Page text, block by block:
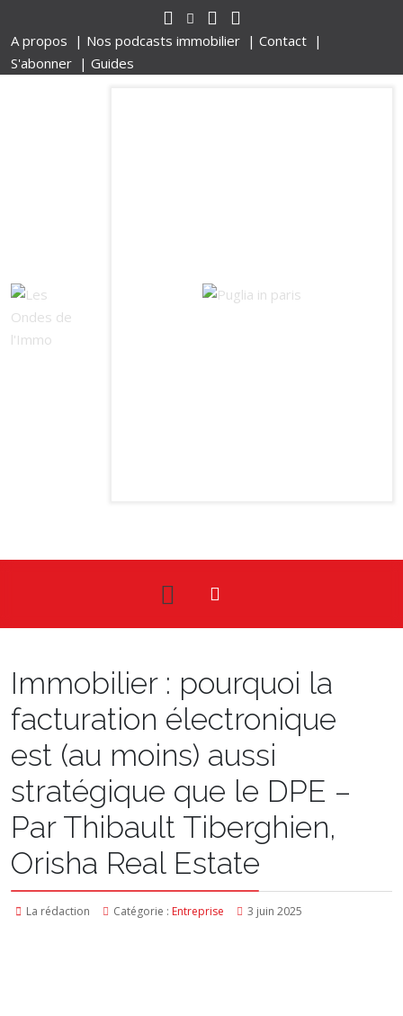
A propos | Nos podcasts immobilier | Contact |
S'abonner | Guides
Immobilier : pourquoi la
facturation électronique
est (au moins) aussi
stratégique que le DPE –
Par Thibault Tiberghien,
Orisha Real Estate
La rédaction Catégorie : Entreprise 3 juin 2025